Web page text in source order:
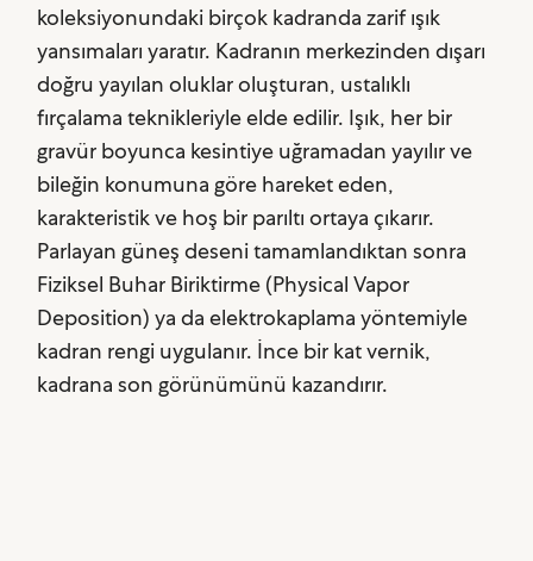
koleksiyonundaki birçok kadranda zarif ışık
yansımaları yaratır. Kadranın merkezinden dışarı
doğru yayılan oluklar oluşturan, ustalıklı
fırçalama teknikleriyle elde edilir. Işık, her bir
gravür boyunca kesintiye uğramadan yayılır ve
bileğin konumuna göre hareket eden,
karakteristik ve hoş bir parıltı ortaya çıkarır.
Parlayan güneş deseni tamamlandıktan sonra
Fiziksel Buhar Biriktirme (Physical Vapor
Deposition) ya da elektrokaplama yöntemiyle
kadran rengi uygulanır. İnce bir kat vernik,
kadrana son görünümünü kazandırır.